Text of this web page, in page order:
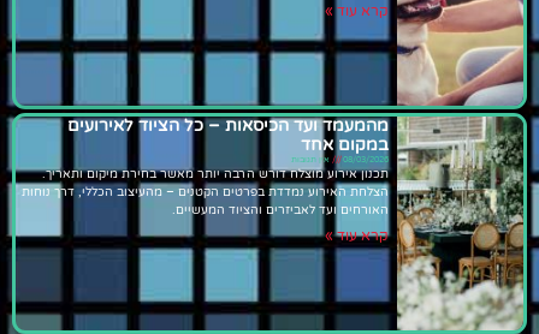
קרא עוד »
מהמעמד ועד הכיסאות – כל הציוד לאירועים
במקום אחד
08/03/2026 אין תגובות
תכנון אירוע מוצלח דורש הרבה יותר מאשר בחירת מיקום ותאריך.
הצלחת האירוע נמדדת בפרטים הקטנים – מהעיצוב הכללי, דרך נוחות
האורחים ועד לאביזרים והציוד המעשיים.
קרא עוד »